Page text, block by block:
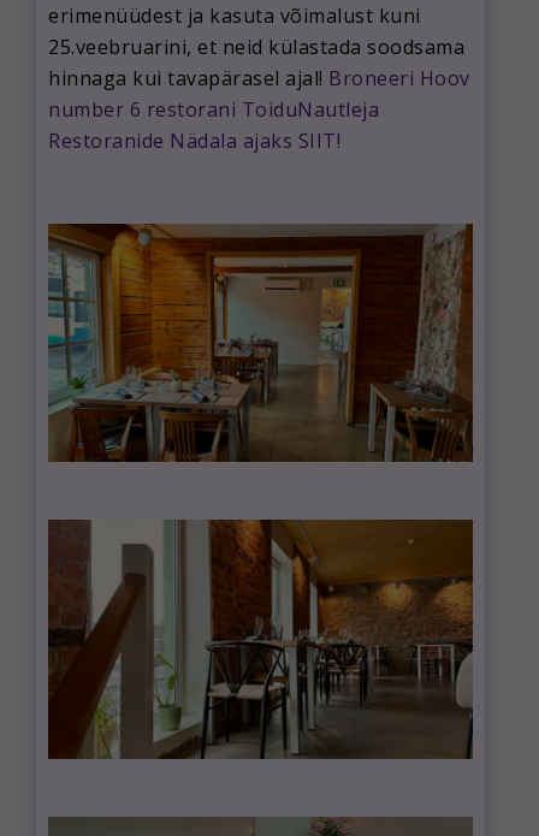
erimenüüdest ja kasuta võimalust kuni
25.veebruarini, et neid külastada soodsama
hinnaga kui tavapärasel ajal! Broneeri Hoov
number 6 restorani ToiduNautleja
Restoranide Nädala ajaks SIIT!